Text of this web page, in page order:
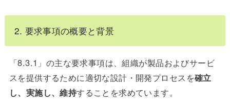
2. 要求事項の概要と背景
「8.3.1」の主な要求事項は、組織が製品およびサービ
スを提供するために適切な設計・開発プロセスを確立
し、実施し、維持することを求めています。